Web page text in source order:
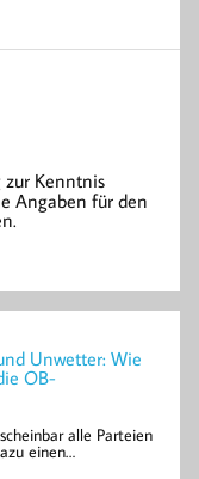
zur Kenntnis
Angaben für den
Unwetter: Wie
OB-
alle Parteien
einen…